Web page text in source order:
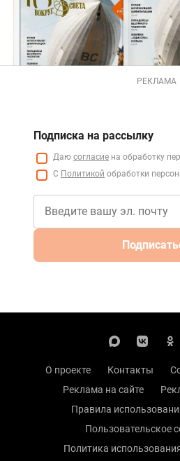
РЕКЛАМА
Подписка на рассылку
Даю согласие на обработку
С Политикой обработки
О проекте Контакты
Реклама на сайте
Правила
Пользовательское
Политика